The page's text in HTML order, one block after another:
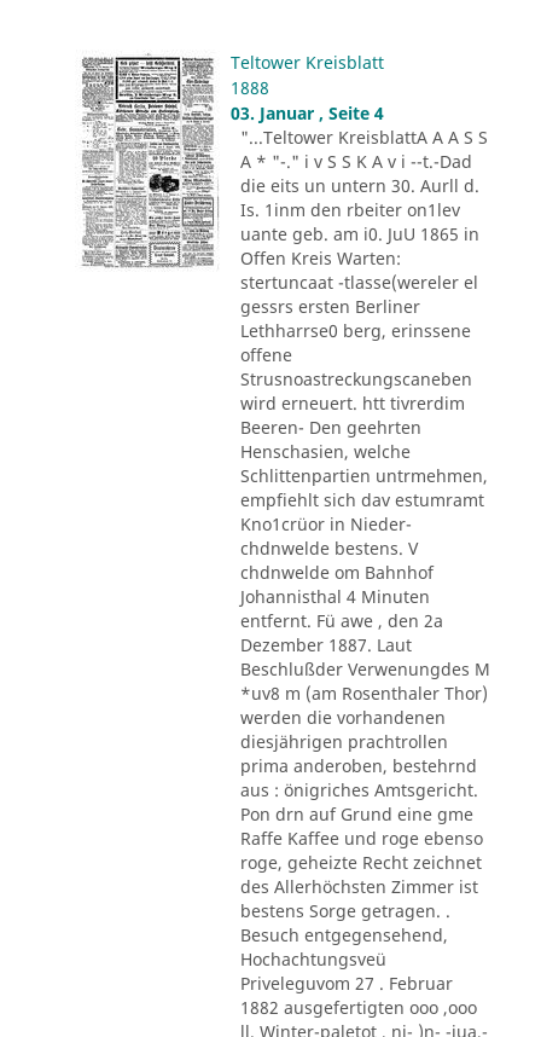
Teltower Kreisblatt
1888
03. Januar , Seite 4
"...Teltower KreisblattA A A S S
A * "-." i v S S K A v i --t.-Dad
die eits un untern 30. Aurll d.
Is. 1inm den rbeiter on1lev
uante geb. am i0. JuU 1865 in
Offen Kreis Warten:
stertuncaat -tlasse(wereler el
gessrs ersten Berliner
Lethharrse0 berg, erinssene
offene
Strusnoastreckungscaneben
wird erneuert. htt tivrerdim
Beeren- Den geehrten
Henschasien, welche
Schlittenpartien untrmehmen,
empfiehlt sich dav estumramt
Kno1crüor in Nieder-
chdnwelde bestens. V
chdnwelde om Bahnhof
Johannisthal 4 Minuten
entfernt. Fü awe , den 2a
Dezember 1887. Laut
Beschlußder Verwenungdes M
*uv8 m (am Rosenthaler Thor)
werden die vorhandenen
diesjährigen prachtrollen
prima anderoben, bestehrnd
aus : önigriches Amtsgericht.
Pon drn auf Grund eine gme
Raffe Kaffee und roge ebenso
roge, geheizte Recht zeichnet
des Allerhöchsten Zimmer ist
bestens Sorge getragen. .
Besuch entgegensehend,
Hochachtungsveü
Priveleguvom 27 . Februar
1882 ausgefertigten ooo ,ooo
ll. Winter-paletot , ni- )n- -iua,-